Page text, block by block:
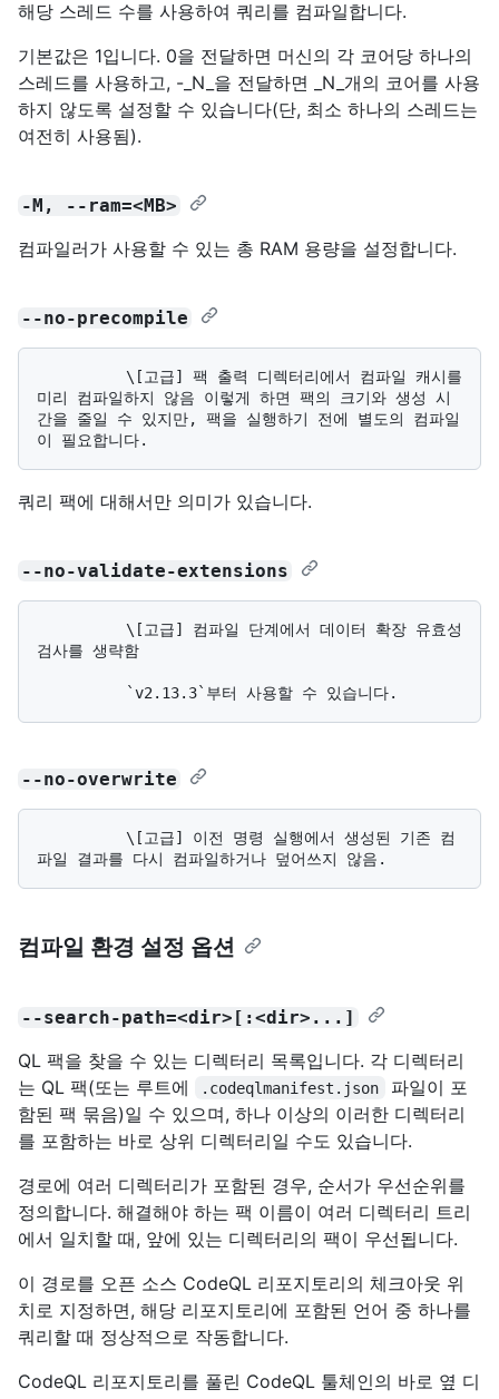
해당 스레드 수를 사용하여 쿼리를 컴파일합니다.
기본값은 1입니다. 0을 전달하면 머신의 각 코어당 하나의
스레드를 사용하고, -_N_을 전달하면 _N_개의 코어를 사용
하지 않도록 설정할 수 있습니다(단, 최소 하나의 스레드는
여전히 사용됨).
-M, --ram=<MB>
컴파일러가 사용할 수 있는 총 RAM 용량을 설정합니다.
--no-precompile
미리 컴파일하지 않음 이렇게 하면 팩의 크기와 생성 시
간을 줄일 수 있지만, 팩을 실행하기 전에 별도의 컴파일
쿼리 팩에 대해서만 의미가 있습니다.
--no-validate-extensions
검사를 생략함
--no-overwrite
컴파일 환경 설정 옵션
--search-path=<dir>[:<dir>...]
QL 팩을 찾을 수 있는 디렉터리 목록입니다. 각 디렉터리
는 QL 팩(또는 루트에
.codeqlmanifest.json
파일이 포
함된 팩 묶음)일 수 있으며, 하나 이상의 이러한 디렉터리
를 포함하는 바로 상위 디렉터리일 수도 있습니다.
경로에 여러 디렉터리가 포함된 경우, 순서가 우선순위를
정의합니다. 해결해야 하는 팩 이름이 여러 디렉터리 트리
에서 일치할 때, 앞에 있는 디렉터리의 팩이 우선됩니다.
이 경로를 오픈 소스 CodeQL 리포지토리의 체크아웃 위
치로 지정하면, 해당 리포지토리에 포함된 언어 중 하나를
쿼리할 때 정상적으로 작동합니다.
CodeQL 리포지토리를 풀린 CodeQL 툴체인의 바로 옆 디